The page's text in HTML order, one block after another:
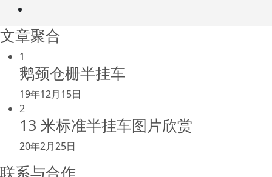
文章聚合
1
鹅颈仓栅半挂车
19年12月15日
2
13 米标准半挂车图片欣赏
20年2月25日
联系与合作